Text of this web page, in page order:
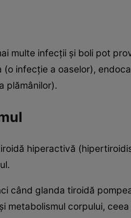
multe infecții și boli pot
(o infecție a oaselor),
plămânilor).
hiperactivă
când glanda tiroidă
metabolismul corpului,